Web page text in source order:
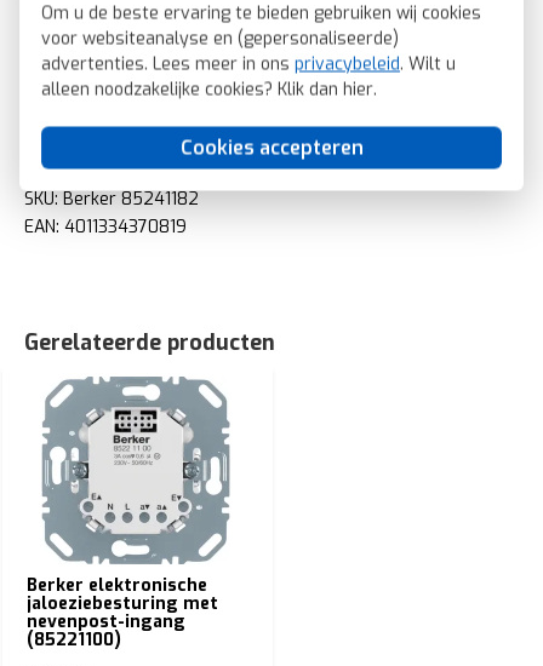
Om u de beste ervaring te bieden gebruiken wij cookies
voor websiteanalyse en (gepersonaliseerde)
advertenties. Lees meer in ons privacybeleid. Wilt u
alleen noodzakelijke cookies? Klik dan hier.
Cookies accepteren
Geschikt voor windsensor: Ja
Transparant: Nee
Uitvoering oppervlakte: Glanzend
Geschikt voor beschermingsgraad (IP): IP20
Berker drukknop voor elektronische jaloeziebediening
S1/B3/B7 creme glans (85241182)
SKU: Berker 85241182
EAN: 4011334370819
Gerelateerde producten
Berker elektronische
jaloeziebesturing met
nevenpost-ingang
(85221100)